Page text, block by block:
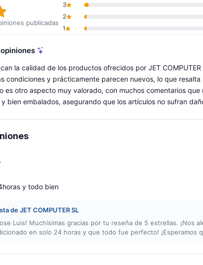
global: 9,6 de 10
publicadas
3
2
1
la calidad de los productos ofrecidos por JET
condiciones y prácticamente parecen nuevos, lo que
es otro aspecto muy valorado, con muchos comentarios
bien embalados, asegurando que los artículos no sufran
y todo bien
de JET COMPUTER SL
Luis! Muchísimas gracias por tu reseña de 5 estrellas. ¡Nos
en solo 24 horas y que todo fue perfecto! ¡Esperamos